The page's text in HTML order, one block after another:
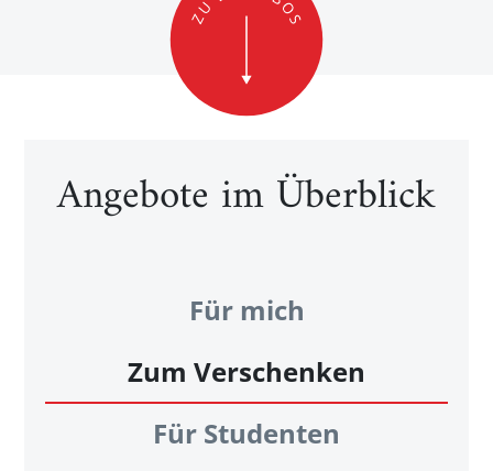
Angebote im Überblick
Für mich
Zum Verschenken
Für Studenten